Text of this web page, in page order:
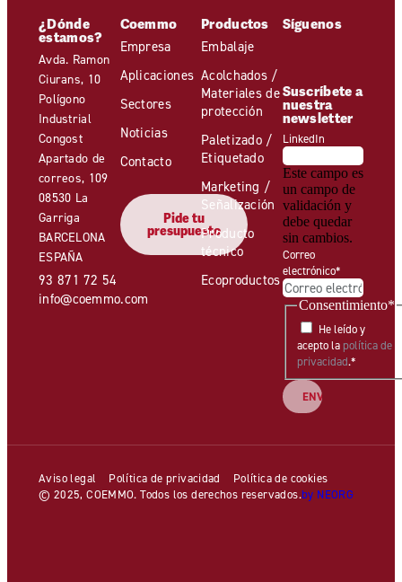
¿Dónde
estamos?
Avda. Ramon
Ciurans, 10
Polígono
Industrial
Congost
Apartado de
correos, 109
08530 La
Garriga
BARCELONA
ESPAÑA
93 871 72 54
info@coemmo.com
Coemmo
Empresa
Aplicaciones
Sectores
Noticias
Contacto
Pide tu
presupuesto
Productos
Embalaje
Acolchados /
Materiales de
protección
Paletizado /
Etiquetado
Marketing /
Señalización
Producto
técnico
Ecoproductos
Síguenos
Suscríbete a
nuestra
newsletter
LinkedIn
Este campo es
un campo de
validación y
debe quedar
sin cambios.
Correo
electrónico*
Consentimiento*
He leído y
acepto la política de
privacidad.*
Aviso legal Política de privacidad
Política de cookies
© 2025, COEMMO. Todos los derechos reservados.by NEORG